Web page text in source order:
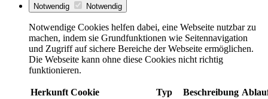
Notwendig Notwendig
Notwendige Cookies helfen dabei, eine Webseite nutzbar zu
machen, indem sie Grundfunktionen wie Seitennavigation
und Zugriff auf sichere Bereiche der Webseite ermöglichen.
Die Webseite kann ohne diese Cookies nicht richtig
funktionieren.
Herkunft Cookie Typ Beschreibung